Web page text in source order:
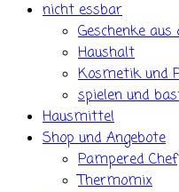
nicht essbar
Geschenke aus
Haushalt
Kosmetik und
spielen und
Hausmittel
Shop und Angebote
Pampered Chef
Thermomix